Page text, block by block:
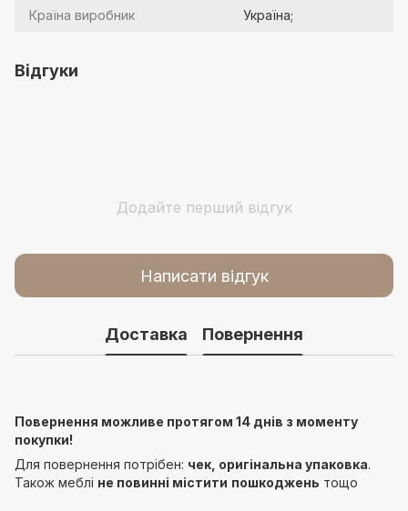
Країна виробник Україна;
Відгуки
Додайте перший відгук
Написати відгук
Доставка Повернення
Повернення можливе протягом 14 днів з моменту
покупки!
Для повернення потрібен: чек, оригінальна упаковка.
Також меблі не повинні містити пошкоджень тощо